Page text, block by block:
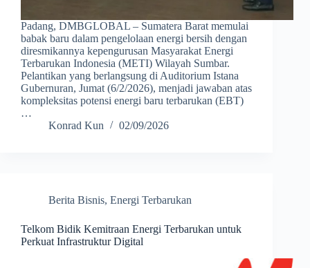
Padang, DMBGLOBAL – Sumatera Barat memulai
babak baru dalam pengelolaan energi bersih dengan
diresmikannya kepengurusan Masyarakat Energi
Terbarukan Indonesia (METI) Wilayah Sumbar.
Pelantikan yang berlangsung di Auditorium Istana
Gubernuran, Jumat (6/2/2026), menjadi jawaban atas
kompleksitas potensi energi baru terbarukan (EBT)
…
Konrad Kun
02/09/2026
Berita Bisnis, Energi Terbarukan
Telkom Bidik Kemitraan Energi Terbarukan untuk
Perkuat Infrastruktur Digital